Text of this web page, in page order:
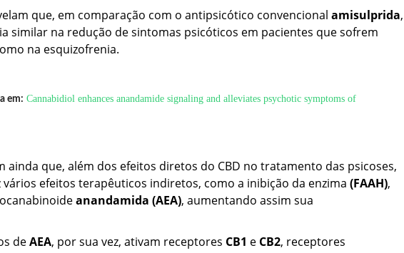
que, em comparação com o antipsicótico convencional amisulprida,
similar na redução de sintomas psicóticos em pacientes que sofrem
na esquizofrenia.
em: Cannabidiol enhances anandamide signaling and alleviates psychotic symptoms of
ainda que, além dos efeitos diretos do CBD no tratamento das psicoses,
vários efeitos terapêuticos indiretos, como a inibição da enzima (FAAH),
anandamida (AEA), aumentando assim sua
deAEA, por sua vez, ativam receptores CB1 e CB2, receptores